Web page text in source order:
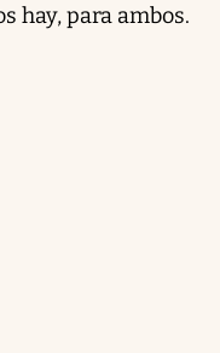
hay, para ambos.